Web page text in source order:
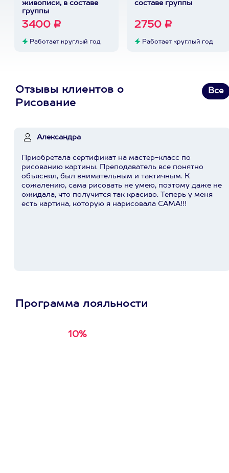
живописи, в составе
группы
3400 ₽
Работает круглый год
составе группы
2750 ₽
Работает круглый год
Отзывы клиентов о
Рисование
Все
Александра
Приобретала сертификат на мастер-класс по
рисованию картины. Преподаватель все понятно
объяснял, был внимательным и тактичным. К
сожалению, сама рисовать не умею, поэтому даже не
ожидала, что получится так красиво. Теперь у меня
есть картина, которую я нарисовала САМА!!!
Программа лояльности
10%